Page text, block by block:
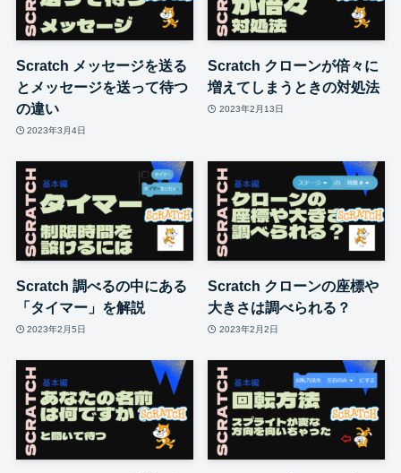
Scratch メッセージを送る
とメッセージを送って待つ
の違い
2023年3月4日
Scratch クローンが倍々に
増えてしまうときの対処法
2023年2月13日
Scratch 調べるの中にある
「タイマー」を解説
2023年2月5日
Scratch クローンの座標や
大きさは調べられる？
2023年2月2日